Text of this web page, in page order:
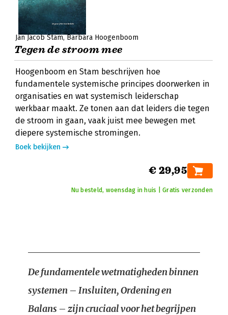
Jan Jacob Stam Barbara Hoogenboom
Tegen de stroom mee
Hoogenboom en Stam beschrijven hoe
fundamentele systemische principes doorwerken in
organisaties en wat systemisch leiderschap
werkbaar maakt. Ze tonen aan dat leiders die tegen
de stroom in gaan, vaak juist mee bewegen met
diepere systemische stromingen.
Boek bekijken
€ 29,95
Nu besteld, woensdag in huis | Gratis verzonden
De fundamentele wetmatigheden binnen
systemen – Insluiten, Ordening en
Balans – zijn cruciaal voor het begrijpen